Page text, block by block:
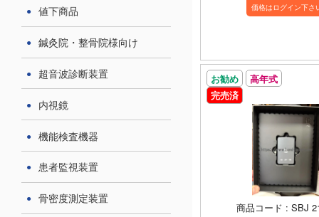
価格はログイン下さ
お勧め
高年式
完売済
商品コード : SBJ
値下商品
鍼灸院・整骨院様向け
超音波診断装置
内視鏡
機能検査機器
患者監視装置
骨密度測定装置